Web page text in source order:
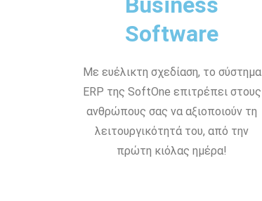
Software
Με ευέλικτη σχεδίαση, το σύστημα
ERP της SoftOne επιτρέπει στους
ανθρώπους σας να αξιοποιούν τη
λειτουργικότητά του, από την
πρώτη κιόλας ημέρα!